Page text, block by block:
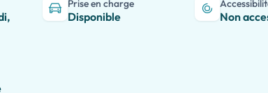
Prise en charge
Disponible Non